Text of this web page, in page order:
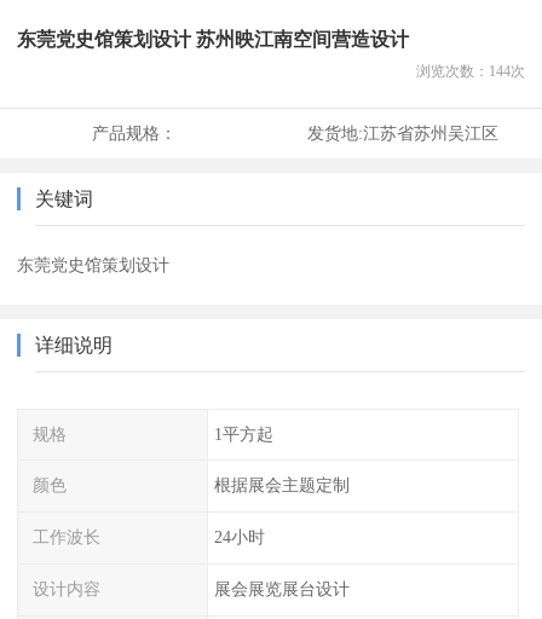
东莞党史馆策划设计 苏州映江南空间营造设计
浏览次数： 144次
产品规格： 发货地:江苏省苏州吴江区
关键词
东莞党史馆策划设计
详细说明
规格 1平方起
颜色 根据展会主题定制
工作波长 24小时
设计内容 展会展览展台设计